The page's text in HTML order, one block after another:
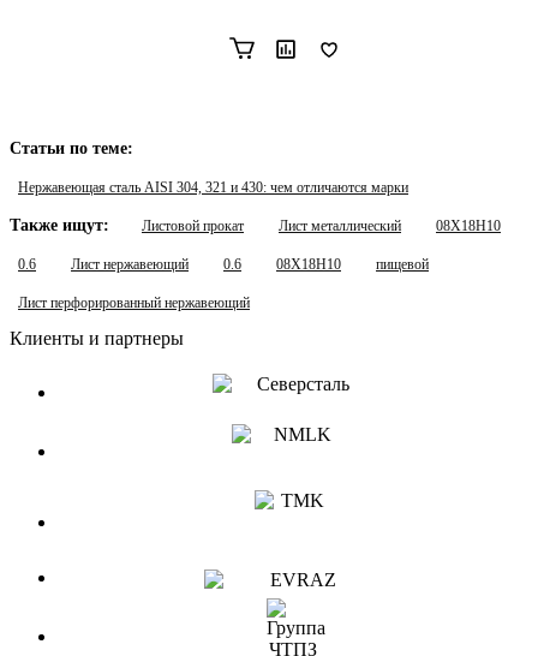
Статьи по теме:
Нержавеющая сталь AISI 304, 321 и 430: чем отличаются марки
Также ищут: Листовой прокат Лист металлический 08Х18Н10
0.6 Лист нержавеющий 0.6 08Х18Н10 пищевой
Лист перфорированный нержавеющий
Клиенты и партнеры